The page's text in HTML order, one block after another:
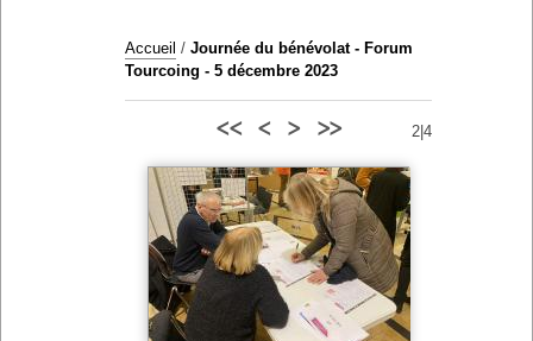
Accueil / Journée du bénévolat - Forum
Tourcoing - 5 décembre 2023
2|4
<< < > >>